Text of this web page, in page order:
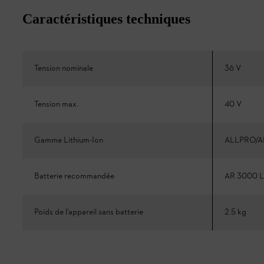
Caractéristiques techniques
Tension nominale 36 V
Tension max. 40 V
Gamme Lithium-Ion ALLPRO/
Batterie recommandée AR 3000 L
Poids de l’appareil sans batterie 2.5 kg